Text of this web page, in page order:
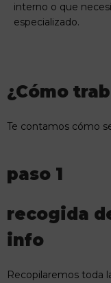
interno o que
especializado.
¿Cómo
Te contamos cómo
paso 1
recogida
info
Recopilaremos toda